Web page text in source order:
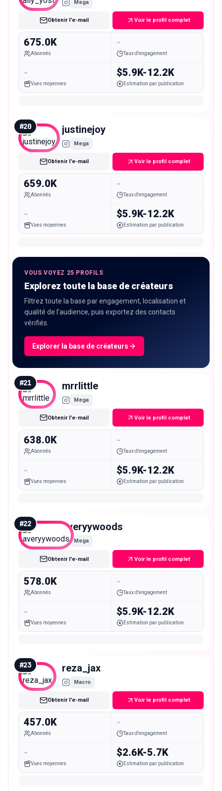
Mega
Obtenir l'e-mail Voir le profil complet
675.0K
Abonnés
-
Taux d'engagement
-
Vues moyennes
$5.9K-12.2K
Estimation par publication
#20 justinejoy
Mega
Obtenir l'e-mail Voir le profil complet
659.0K
Abonnés
-
Taux d'engagement
-
Vues moyennes
$5.9K-12.2K
Estimation par publication
VOUS VOYEZ 25 PROFILS
Explorez toute la base de créateurs
Filtrez toute la base par engagement, localisation et
qualité de l’audience, puis exportez des contacts
vérifiés.
Explorer la base de créateurs
#21 mrrlittle
Mega
Obtenir l'e-mail Voir le profil complet
638.0K
Abonnés
-
Taux d'engagement
-
Vues moyennes
$5.9K-12.2K
Estimation par publication
#22 averyywoods
Mega
Obtenir l'e-mail Voir le profil complet
578.0K
Abonnés
-
Taux d'engagement
-
Vues moyennes
$5.9K-12.2K
Estimation par publication
#23 reza_jax
Macro
Obtenir l'e-mail Voir le profil complet
457.0K
Abonnés
-
Taux d'engagement
-
Vues moyennes
$2.6K-5.7K
Estimation par publication